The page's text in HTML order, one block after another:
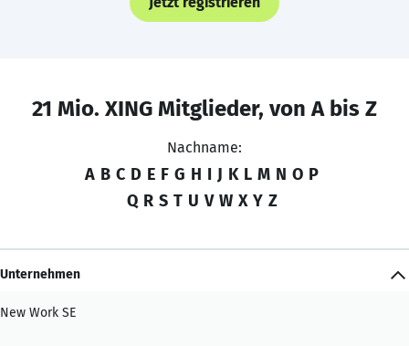
21 Mio. XING Mitglieder, von A bis Z
Nachname:
A B C D E F G H I J K L M N O P
Q R S T U V W X Y Z
Unternehmen
New Work SE